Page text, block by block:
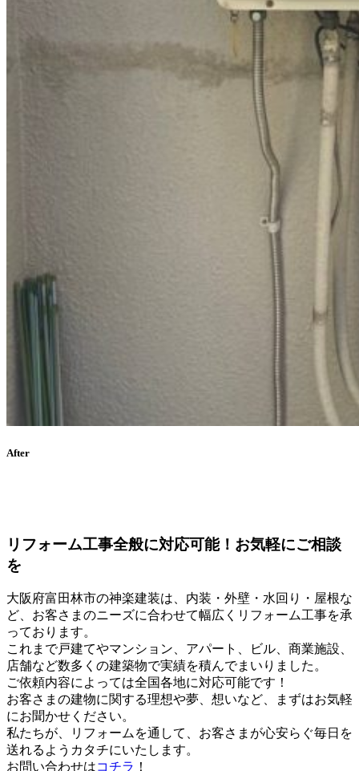
After
リフォーム工事全般に対応可能！お気軽にご相談
を
大阪府富田林市の神楽建装は、内装・外壁・水回り・屋根な
ど、お客さまのニーズに合わせて幅広くリフォーム工事を承
っております。
これまで戸建てやマンション、アパート、ビル、商業施設、
店舗など数多くの建築物で実績を積んでまいりました。
ご依頼内容によっては全国各地に対応可能です！
お客さまの建物に関する理想や夢、想いなど、まずはお気軽
にお聞かせください。
私たちが、リフォームを通して、お客さまが心安らぐ毎日を
送れるようカタチにいたします。
お問い合わせはコチラ ！